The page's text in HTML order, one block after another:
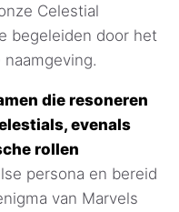
Celestial
begeleiden door het
die resoneren
evenals
rollen
persona en bereid
van Marvels